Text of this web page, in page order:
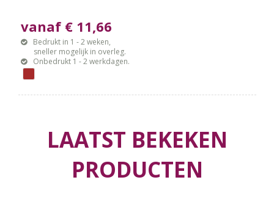
vanaf € 11,66
Bedrukt in 1 - 2 weken,
sneller mogelijk in overleg.
Onbedrukt 1 - 2 werkdagen.
LAATST BEKEKEN
PRODUCTEN